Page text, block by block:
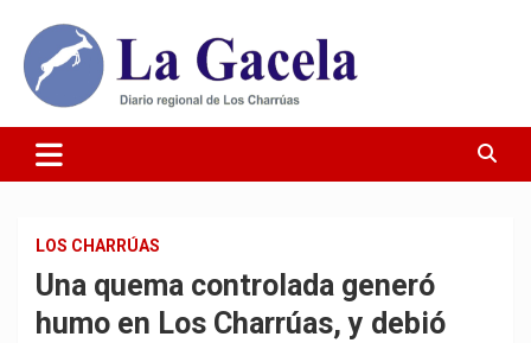
contenido
Diario La Gacela
LOS CHARRÚAS
Una quema controlada generó
humo en Los Charrúas, y debió